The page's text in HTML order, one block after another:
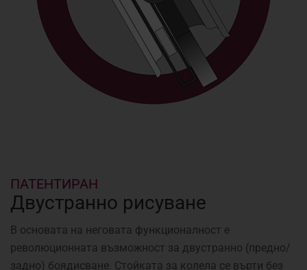
ПАТЕНТИРАН
Двустранно рисуване
В основата на неговата функционалност е
революционната възможност за двустранно (предно/
задно) боядисване. Стойката за колела се върти без